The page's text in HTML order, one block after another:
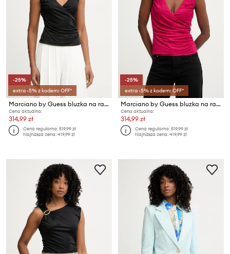
-25%
extra -5% z kodem: OFF*
Marciano by Guess bluzka na ramiączkach damska z wiskozy INES
Cena aktualna:
314,99 zł
Cena regularna:519,99 zł
Najniższa cena:419,99 zł
-25%
extra -5% z kodem: OFF*
Marciano by Guess bluzka na ramiączkach damska z wiskozy INES
Cena aktualna:
314,99 zł
Cena regularna:519,99 zł
Najniższa cena:419,99 zł